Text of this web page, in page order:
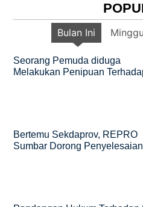
Bulan Ini
Seorang Pemuda diduga
Melakukan Penipuan
Bertemu Sekdaprov, REPRO
Sumbar Dorong